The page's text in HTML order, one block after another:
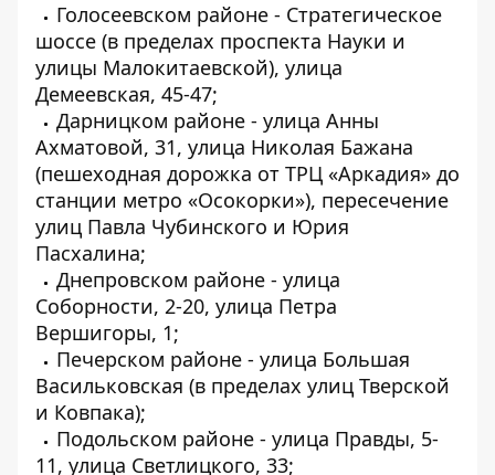
Голосеевском районе - Стратегическое
шоссе (в пределах проспекта Науки и
улицы Малокитаевской), улица
Демеевская, 45-47;
Дарницком районе - улица Анны
Ахматовой, 31, улица Николая Бажана
(пешеходная дорожка от ТРЦ «Аркадия» до
станции метро «Осокорки»), пересечение
улиц Павла Чубинского и Юрия
Пасхалина;
Днепровском районе - улица
Соборности, 2-20, улица Петра
Вершигоры, 1;
Печерском районе - улица Большая
Васильковская (в пределах улиц Тверской
и Ковпака);
Подольском районе - улица Правды, 5-
11, улица Светлицкого, 33;